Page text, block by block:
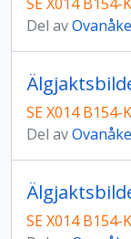
Del av
SE X014 B154-
Del av
SE X014 B154-